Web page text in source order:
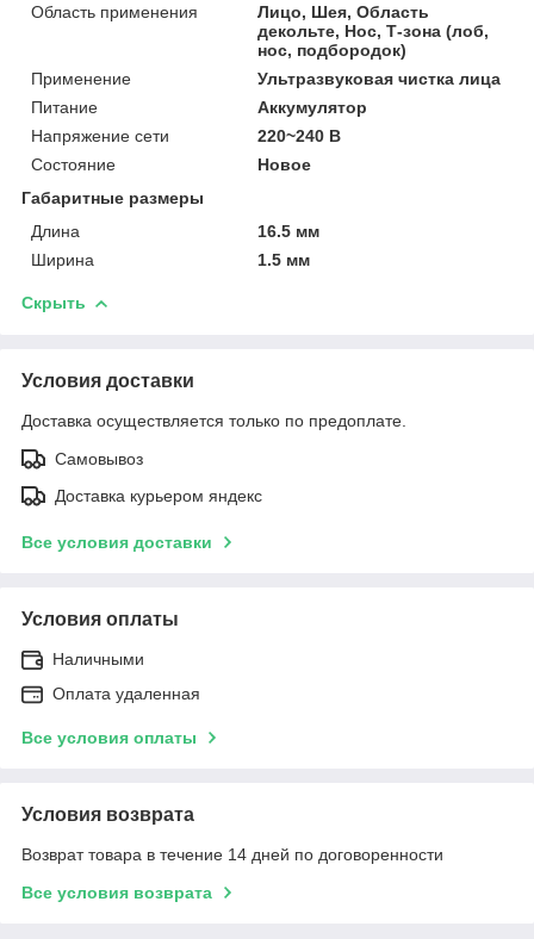
Область применения
Лицо, Шея, Область
декольте, Нос, Т-зона (лоб,
нос, подбородок)
Применение
Ультразвуковая чистка лица
Питание
Аккумулятор
Напряжение сети
220~240 В
Состояние
Новое
Габаритные размеры
Длина
16.5 мм
Ширина
1.5 мм
Скрыть
Условия доставки
Доставка осуществляется только по предоплате.
Самовывоз
Доставка курьером яндекс
Все условия доставки
Условия оплаты
Наличными
Оплата удаленная
Все условия оплаты
Условия возврата
Возврат товара в течение 14 дней по договоренности
Все условия возврата